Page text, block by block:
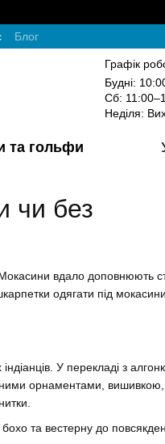
Блог
Графік
Будні:
Сб:
Неділя:
та гольфи
чи без
вдало доповнюють
одягати під
У перекладі з
орнаментами,
бохо та вестерну до